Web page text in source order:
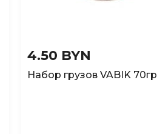
4.50 BYN
Набор грузов VABIK 70гр